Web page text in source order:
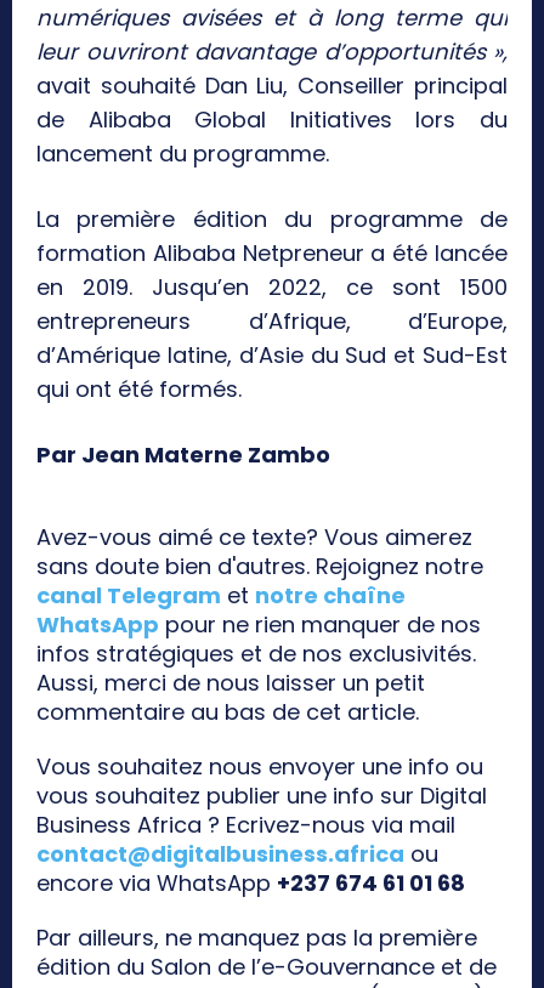
numériques avisées et à long terme qui
leur ouvriront davantage d’opportunités »,
avait souhaité Dan Liu, Conseiller principal
de Alibaba Global Initiatives lors du
lancement du programme.
La première édition du programme de
formation Alibaba Netpreneur a été lancée
en 2019. Jusqu’en 2022, ce sont 1500
entrepreneurs d’Afrique, d’Europe,
d’Amérique latine, d’Asie du Sud et Sud-Est
qui ont été formés.
Par Jean Materne Zambo
Avez-vous aimé ce texte? Vous aimerez
sans doute bien d'autres. Rejoignez notre
canal Telegram et notre chaîne
WhatsApp pour ne rien manquer de nos
infos stratégiques et de nos exclusivités.
Aussi, merci de nous laisser un petit
commentaire au bas de cet article.
Vous souhaitez nous envoyer une info ou
vous souhaitez publier une info sur Digital
Business Africa ? Ecrivez-nous via mail
contact@digitalbusiness.africa ou
encore via WhatsApp +237 674 61 01 68
Par ailleurs, ne manquez pas la première
édition du Salon de l’e-Gouvernance et de